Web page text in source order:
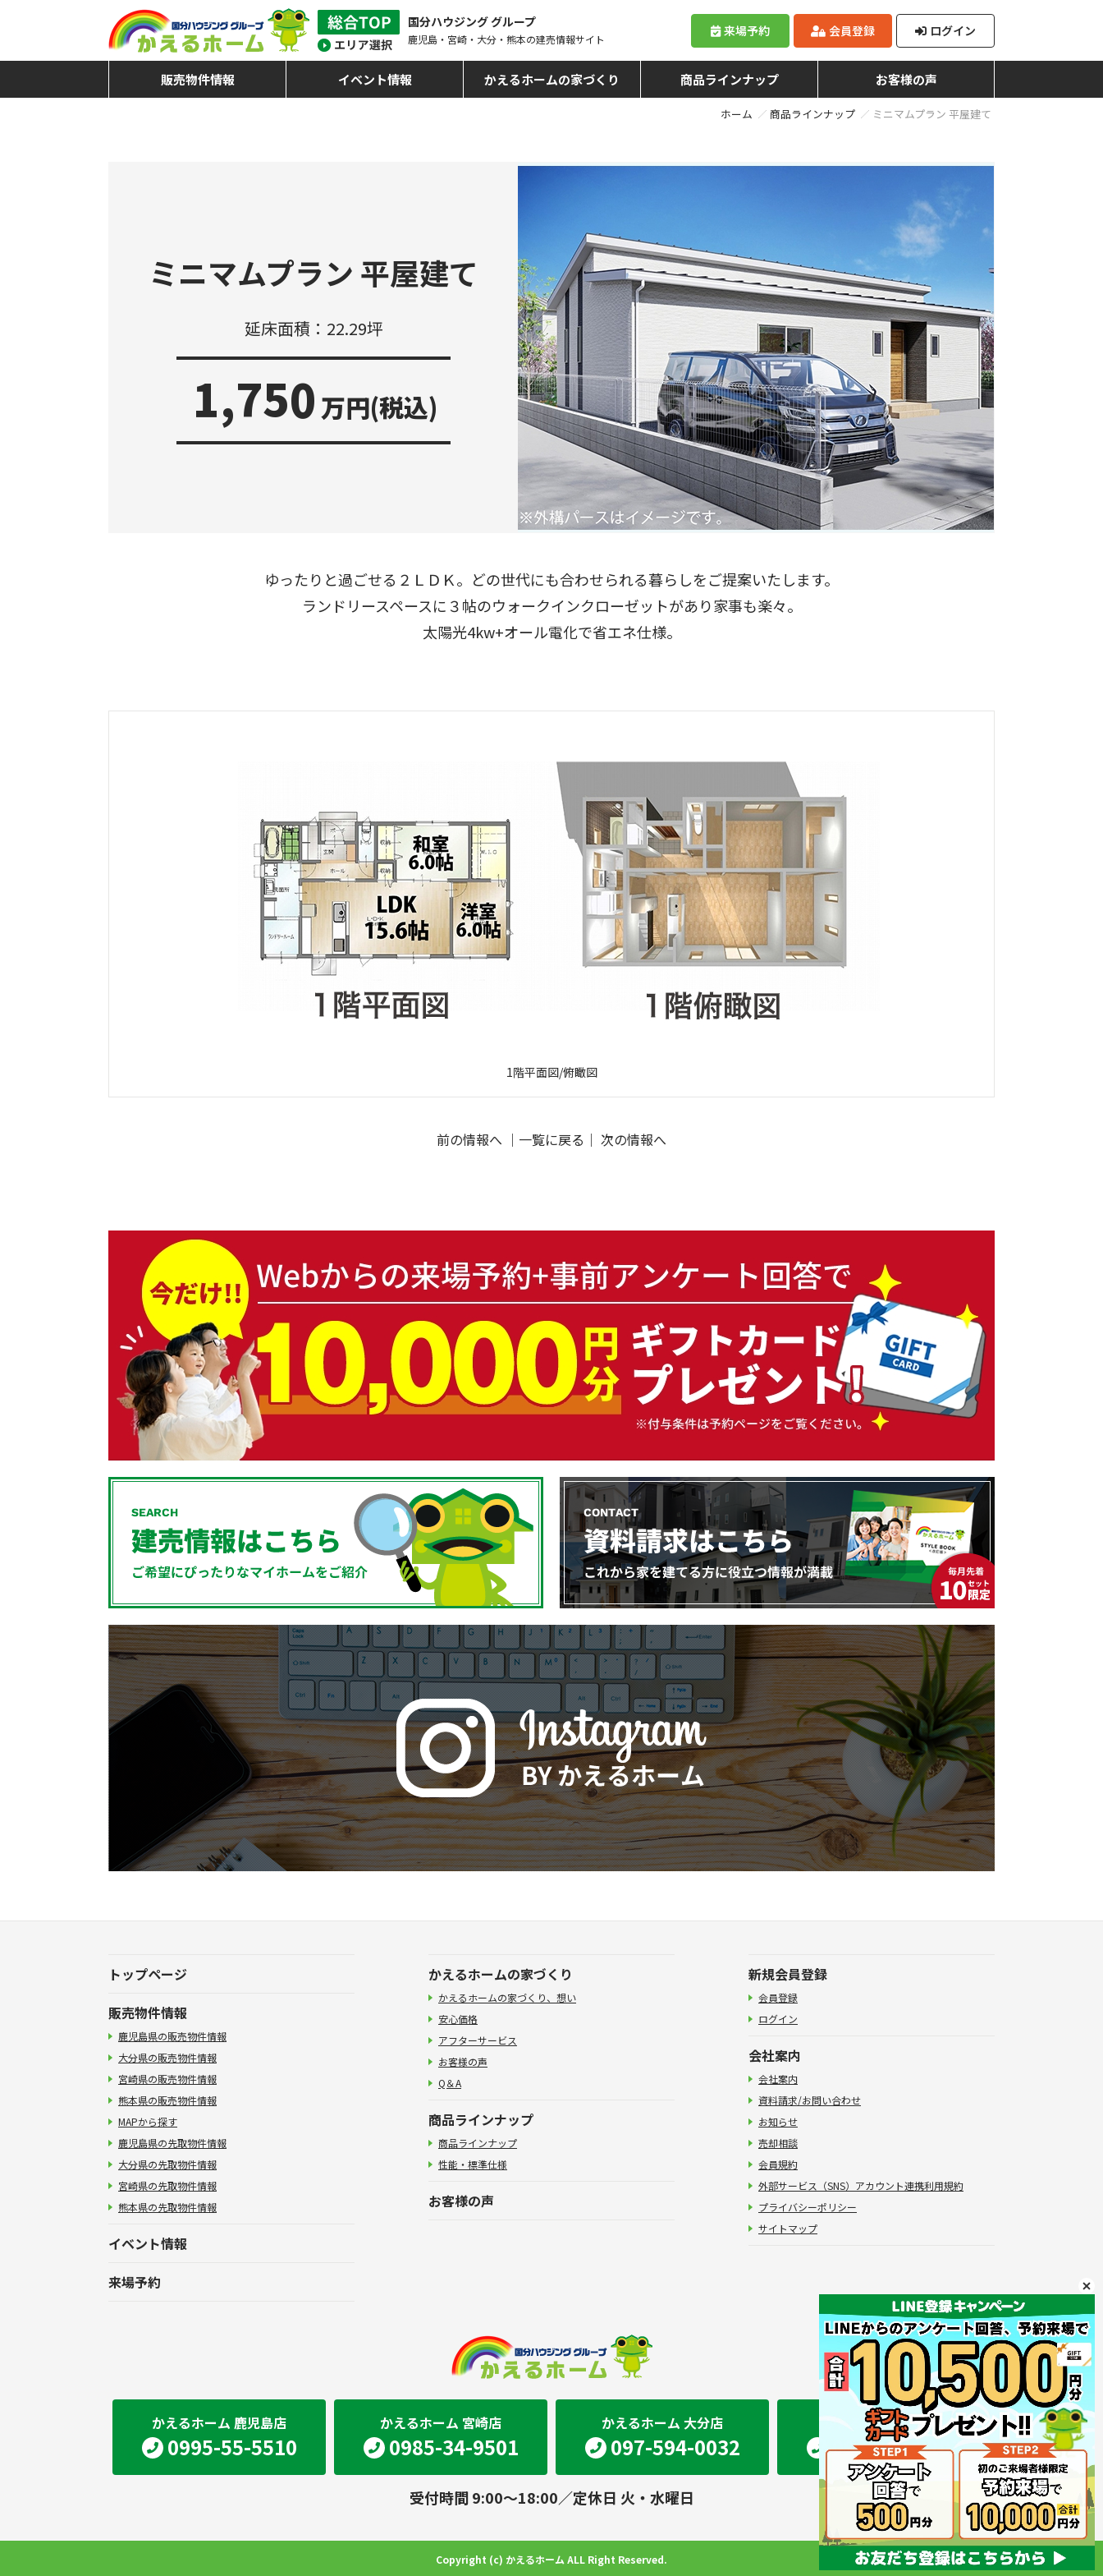
国分ハウジング グループ
鹿児島・宮崎・大分・熊本の建売情報サイト
来場予約 会員登録 ログイン
販売物件情報 イベント情報 かえるホームの家づくり 商品ラインナップ お客様の声
ホーム 商品ラインナップ ミニマムプラン 平屋建て
ミニマムプラン 平屋建て
延床面積：22.29坪
1,750 万円(税込)
ゆったりと過ごせる２ＬＤＫ。どの世代にも合わせられる暮らしをご提案いたします。
ランドリースペースに３帖のウォークインクローゼットがあり家事も楽々。
太陽光4kw+オール電化で省エネ仕様。
1階平面図/俯瞰図
前の情報へ ｜ 一覧に戻る ｜ 次の情報へ
トップページ
販売物件情報
鹿児島県の販売物件情報
大分県の販売物件情報
宮崎県の販売物件情報
熊本県の販売物件情報
MAPから探す
鹿児島県の先取物件情報
大分県の先取物件情報
宮崎県の先取物件情報
熊本県の先取物件情報
イベント情報
来場予約
かえるホームの家づくり
かえるホームの家づくり、想い
安心価格
アフターサービス
お客様の声
Q＆A
商品ラインナップ
商品ラインナップ
性能・標準仕様
お客様の声
新規会員登録
会員登録
ログイン
会社案内
会社案内
資料請求/お問い合わせ
お知らせ
売却相談
会員規約
外部サービス（SNS）アカウント連携利用規約
プライバシーポリシー
サイトマップ
かえるホーム 鹿児島店
0995-55-5510
かえるホーム 宮崎店
0985-34-9501
かえるホーム 大分店
097-594-0032
かえるホーム 熊本店
096-283-2207
受付時間 9:00～18:00／定休日 火・水曜日
Copyright (c) かえるホーム ALL Right Reserved.